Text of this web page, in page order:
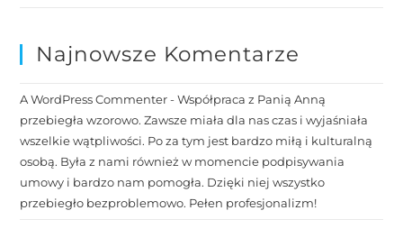
Najnowsze Komentarze
A WordPress Commenter-Współpraca z Panią Anną
przebiegła wzorowo. Zawsze miała dla nas czas i wyjaśniała
wszelkie wątpliwości. Po za tym jest bardzo miłą i kulturalną
osobą. Była z nami również w momencie podpisywania
umowy i bardzo nam pomogła. Dzięki niej wszystko
przebiegło bezproblemowo. Pełen profesjonalizm!